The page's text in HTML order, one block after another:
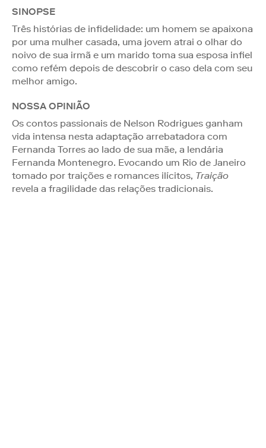
SINOPSE
Três histórias de infidelidade: um homem se apaixona
por uma mulher casada, uma jovem atrai o olhar do
noivo de sua irmã e um marido toma sua esposa infiel
como refém depois de descobrir o caso dela com seu
melhor amigo.
NOSSA OPINIÃO
Os contos passionais de Nelson Rodrigues ganham
vida intensa nesta adaptação arrebatadora com
Fernanda Torres ao lado de sua mãe, a lendária
Fernanda Montenegro. Evocando um Rio de Janeiro
tomado por traições e romances ilícitos, Traição
revela a fragilidade das relações tradicionais.